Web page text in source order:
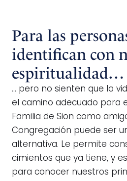
Para las
identifican con
espiritualidad…
… pero no sienten que la
el camino adecuado para
Familia de Sion como
Congregación puede ser
alternativa. Le permite
cimientos que ya tiene, y
para conocer nuestros